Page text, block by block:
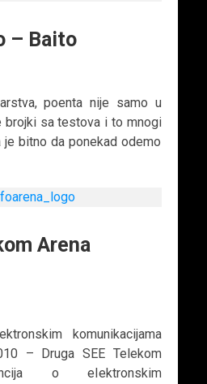
– Baito
poenta nije samo u
brojki sa testova i to mnogi
je bitno da ponekad odemo
Arena
komunikacijama
– Druga SEE Telekom
o elektronskim